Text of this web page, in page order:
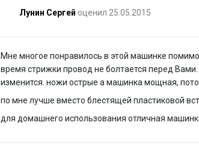
Лунин Сергей оценил 25.05.2015
Мне многое понравилось в этой машинке
время стрижки провод не болтается перед
изменится. ножи острые а машинка мощная,
по мне лучше вместо блестящей пластиковой
для домашнего использования отличная